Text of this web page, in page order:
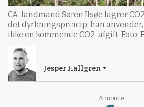
Annonce
CA-landmand Søren Ilsøe lagrer
det dyrkningsprincip, han
ikke en kommende CO2-afgift. Foto:
Jesper Hallgren